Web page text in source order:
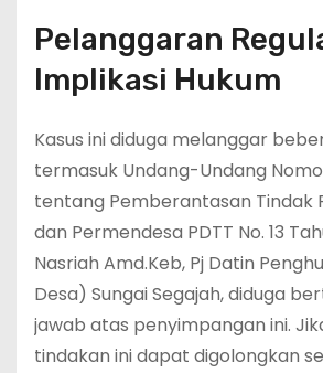
Pelanggaran
Implikasi Hukum
Kasus ini diduga melanggar
termasuk Undang-Undang
tentang Pemberantasan Tindak
dan Permendesa PDTT No. 13
Nasriah Amd.Keb, Pj Datin
Desa) Sungai Segajah, diduga
jawab atas penyimpangan ini.
tindakan ini dapat digolongkan